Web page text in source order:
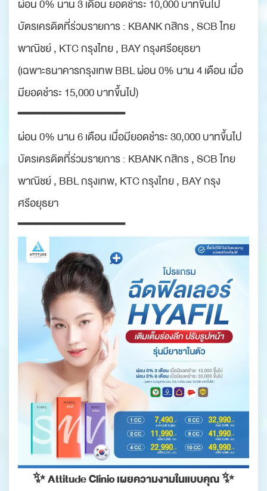
ผ่อน 0% นาน 3 เดือน ยอดชำระ 10,000 บาทขึ้นไป
บัตรเครดิตที่ร่วมรายการ : KBANK กสิกร , SCB ไทย
พาณิชย์ , KTC กรุงไทย , BAY กรุงศรีอยุธยา
(เฉพาะธนาคารกรุงเทพ BBL ผ่อน 0% นาน 4 เดือน เมื่อ
มียอดชำระ 15,000 บาทขึ้นไป)
━━━━━━━━━━━━
ผ่อน 0% นาน 6 เดือน เมื่อมียอดชำระ 30,000 บาทขึ้นไป
บัตรเครดิตที่ร่วมรายการ : KBANK กสิกร , SCB ไทย
พาณิชย์ , BBL กรุงเทพ, KTC กรุงไทย , BAY กรุง
ศรีอยุธยา
━━━━━━━━━━━━
✨ Attitude Clinic เผยความงามในแบบคุณ ✨